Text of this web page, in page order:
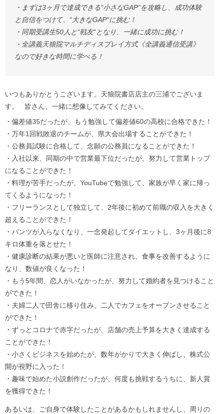
・まずは3ヶ月で達成できる“小さなGAP“を攻略し、成功体験
と自信をつけて、“大きなGAP“に挑む！
・同期受講生50人と“戦友“となり、一緒に成功に挑む！
・全講義天狼院マルチディスプレイ方式《全講義通信受講》
なので好きな時間に学べる！
いつもありがとうございます。天狼院書店店主の三浦でございま
す。 皆さん、一緒に想像してみてください。
・偏差値35だったが、もう勉強して偏差値60の高校に合格できた！
・万年1回戦敗退のチームが、県大会出場することができた！
・公務員試験に合格して、念願の公務員になることができた！
・入社以来、同期の中で営業最下位だったが、努力して営業トップ
になることができた！
・料理が苦手だったが、YouTubeで勉強して、家族が早く家に帰っ
てくるようになった！
・フリーランスとして独立して、2年後に初めて前職の収入を大きく
超えることができた！
・パンツが入らなくなり、一念発起してダイエットし、3ヶ月後に8
キロ体重を落とせた！
・健康診断の結果が悪いと医師に注意され、食事を改善するように
なり、数値が良くなった！
・もう5年間、恋人がいなかったが、努力して婚約者を見つけること
ができた！
・夫婦二人で田舎に移り住み、二人でカフェをオープンさせること
ができた！
・ずっとコロナで赤字だったが、店舗の売上予算を大きく達成する
ことができた！
・小さくビジネスを始めたが、数年がかりで大きく伸ばし、株式公
開が視野に入った！
・趣味で始めた小説創作だったが、何度も挑戦するうちに、新人賞
を獲得できた！
あるいは、ご自身で体験したことがあるかもしれませんし、周りの